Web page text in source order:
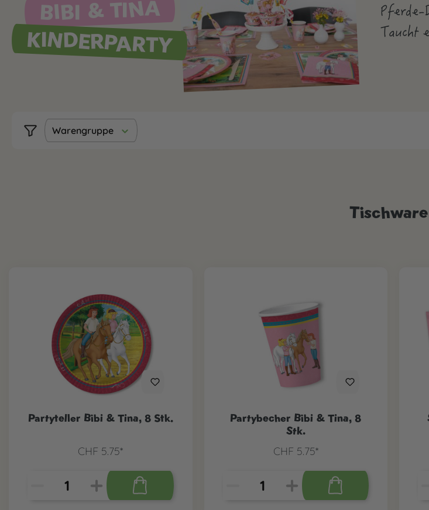
BIBI & TINA
KINDERPARTY
Pferde-
Taucht
Warengruppe
Partyteller Bibi & Tina, 8 Stk.
CHF 5.75*
Partybecher Bibi & Tina, 8
Stk.
CHF 5.75*